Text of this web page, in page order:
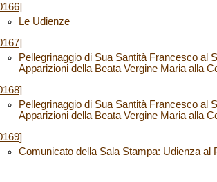
Le Udienze
Pellegrinaggio di Sua Santità Francesco al
Apparizioni della Beata Vergine Maria alla
Pellegrinaggio di Sua Santità Francesco al
Apparizioni della Beata Vergine Maria alla
Comunicato della Sala Stampa: Udienza al